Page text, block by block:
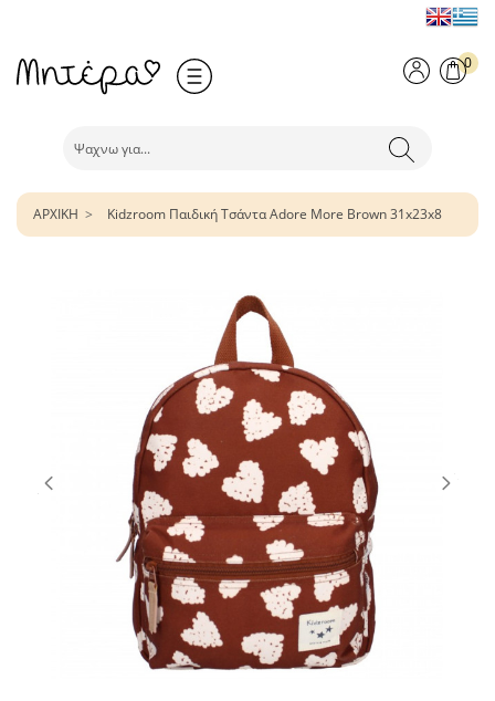
0
ΑΡΧΙΚΗ Kidzroom Παιδική Τσάντα Adore More Brown 31x23x8